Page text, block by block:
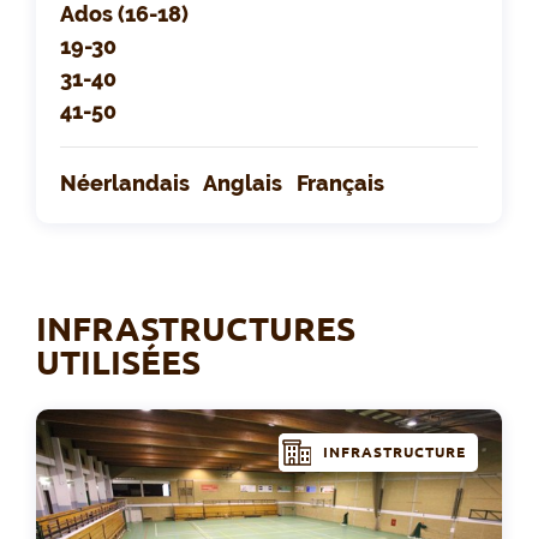
Ados (16-18)
19-30
31-40
41-50
Néerlandais Anglais Français
INFRASTRUCTURES
UTILISÉES
INFRASTRUCTURE